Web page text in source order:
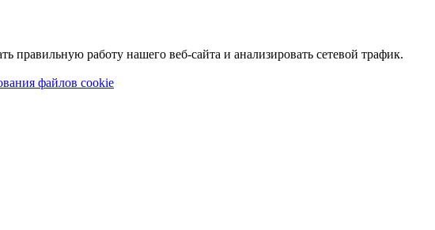
правильную работу нашего веб-сайта и анализировать сетевой трафик.
файлов cookie